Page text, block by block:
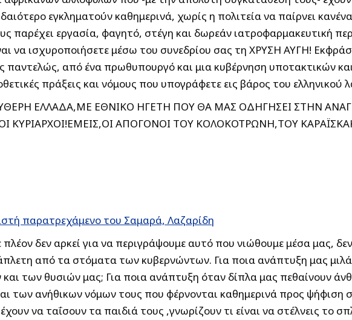
εγκληματούν καθημερινά, χωρίς η πολιτεία να παίρνει
παρέχει εργασία, φαγητό, στέγη και δωρεάν ιατροφαρμακευτική
να ισχυροποιήσετε μέσω του συνεδρίου σας τη ΧΡΥΣΗ ΑΥΓΗ!
παντελώς, από ένα πρωθυπουργό και μια κυβέρνηση υποτακτικών
πράξεις και νόμους που υπογράφετε εις βάρος του ελληνικού
ΕΛΛΑΔΑ,ΜΕ ΕΘΝΙΚΟ ΗΓΕΤΗ ΠΟΥ ΘΑ ΜΑΣ ΟΔΗΓΗΣΕΙ ΣΤΗΝ
ΚΥΡΙΑΡΧΟΙ!ΕΜΕΙΣ,ΟΙ ΑΠΟΓΟΝΟΙ ΤΟΥ ΚΟΛΟΚΟΤΡΩΝΗ,ΤΟΥ
παρατρεχάμενο του Σαμαρά, Λαζαρίδη
πλέον δεν αρκεί για να περιγράψουμε αυτό που νιώθουμε μέσα μας,
από τα στόματα των κυβερνώντων. Για ποια ανάπτυξη μας
των θυσιών μας; Για ποια ανάπτυξη όταν δίπλα μας πεθαίνουν
των ανήθικων νόμων τους που φέρνονται καθημερινά προς ψήφιση
να ταΐσουν τα παιδιά τους ,γνωρίζουν τι είναι να στέλνεις το